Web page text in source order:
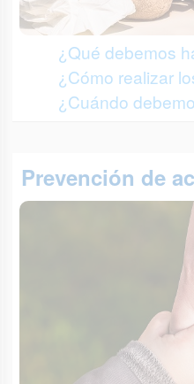
¿Qué debemos
¿Cómo realizar
¿Cuándo
Prevención de